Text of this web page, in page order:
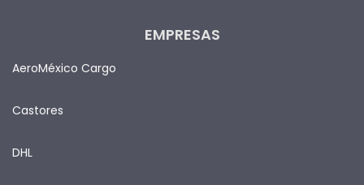
EMPRESAS
AeroMéxico Cargo
Castores
DHL